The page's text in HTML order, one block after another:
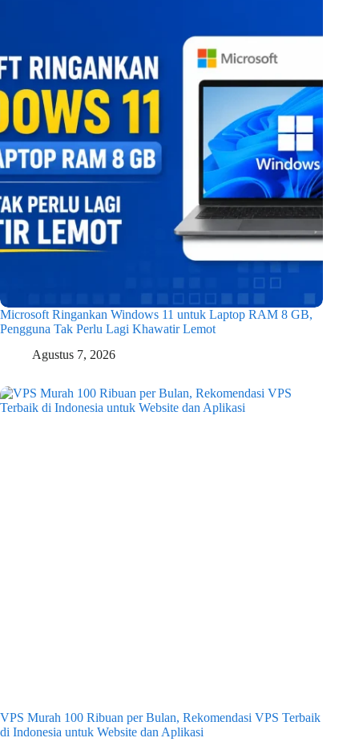
Microsoft Ringankan Windows 11 untuk Laptop RAM 8 GB,
Pengguna Tak Perlu Lagi Khawatir Lemot
Agustus 7, 2026
VPS Murah 100 Ribuan per Bulan, Rekomendasi VPS Terbaik
di Indonesia untuk Website dan Aplikasi